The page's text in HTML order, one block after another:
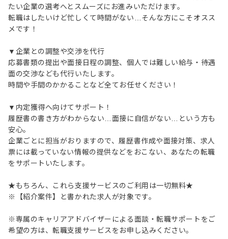
たい企業の選考へとスムーズにお進みいただけます。
転職はしたいけど忙しくて時間がない…そんな方にこそオスス
メです！
▼企業との調整や交渉を代行
応募書類の提出や面接日程の調整、個人では難しい給与・待遇
面の交渉なども代行いたします。
時間や手間のかかることなど全てお任せください！
▼内定獲得へ向けてサポート！
履歴書の書き方がわからない…面接に自信がない…という方も
安心。
企業ごとに担当がおりますので、履歴書作成や面接対策、求人
票には載っていない情報の提供などをおこない、あなたの転職
をサポートいたします。
★もちろん、これら支援サービスのご利用は一切無料★
※【紹介案件】と書かれた求人が対象です。
※専属のキャリアアドバイザーによる面談・転職サポートをご
希望の方は、転職支援サービスをお申し込みください。